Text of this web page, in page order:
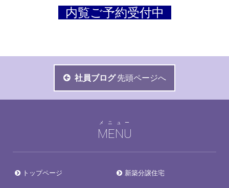
内覧ご予約受付中
社員ブログ 先頭ページへ
MENU
メニュー
トップページ 新築分譲住宅